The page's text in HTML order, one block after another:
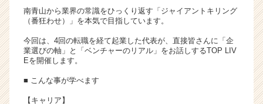
届
く
活
サ
ト
南青山から業界の常識をひっくり返す「ジャイアントキリング
（番狂わせ）」を本気で目指しています。
今回は、4回の転職を経て起業した代表が、直接皆さんに「企
業選びの軸」と「ベンチャーのリアル」をお話しするTOP LIV
Eを開催します。
■ こんな事が学べます
【キャリア】